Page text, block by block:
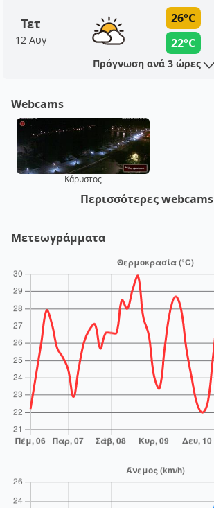
Τετ
12 Αυγ
26°C
22°C
Πρόγνωση ανά 3 ώρες
Webcams
Κάρυστος
Περισσότερες webcams
Μετεωγράμματα